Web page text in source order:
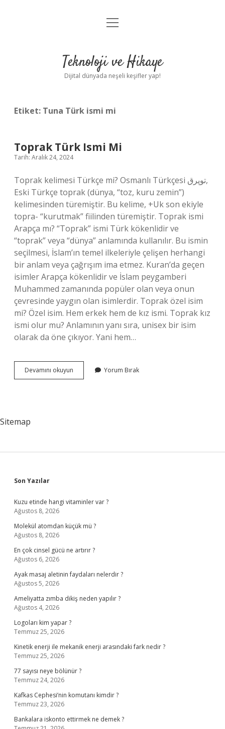
Anasayfa
Yasal Uyarı
menüyü
Teknoloji ve Hikaye
Dijital dünyada neşeli keşifler yap!
Etiket: Tuna Türk ismi mi
Toprak Türk Ismi Mi
Tarih: Aralık 24, 2024
Toprak kelimesi Türkçe mi? Osmanlı Türkçesi توپرق,
Eski Türkçe toprak (dünya, “toz, kuru zemin”)
kelimesinden türemiştir. Bu kelime, +Uk son ekiyle
topra- “kurutmak” fiilinden türemiştir. Toprak ismi
Arapça mı? “Toprak” ismi Türk kökenlidir ve
“toprak” veya “dünya” anlamında kullanılır. Bu ismin
seçilmesi, İslam’ın temel ilkeleriyle çelişen herhangi
bir anlam veya çağrışım ima etmez. Kuran’da geçen
isimler Arapça kökenlidir ve İslam peygamberi
Muhammed zamanında popüler olan veya onun
çevresinde yaygın olan isimlerdir. Toprak özel isim
mi? Özel isim. Hem erkek hem de kız ismi. Toprak kız
ismi olur mu? Anlamının yanı sıra, unisex bir isim
olarak da öne çıkıyor. Yani hem…
Devamını okuyun
Türk
Yorum Bırak
Sitemap
Sidebar
Son Yazılar
Kuzu etinde hangi vitaminler var ?
Ağustos 8, 2026
Molekül atomdan küçük mü ?
Ağustos 8, 2026
En çok cinsel gücü ne artırır ?
Ağustos 6, 2026
Ayak masaj aletinin faydaları nelerdir ?
Ağustos 5, 2026
Ameliyatta zımba dikiş neden yapılır ?
Ağustos 4, 2026
Logoları kim yapar ?
Temmuz 25, 2026
Kinetik enerji ile mekanik enerji arasındaki fark nedir ?
Temmuz 25, 2026
77 sayısı neye bölünür ?
Temmuz 24, 2026
Kafkas Cephesi’nin komutanı kimdir ?
Temmuz 23, 2026
Bankalara iskonto ettirmek ne demek ?